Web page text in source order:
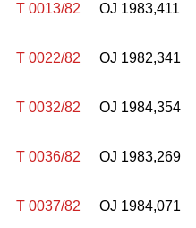
T 0013/82 OJ 1983,411
T 0022/82 OJ 1982,341
T 0032/82 OJ 1984,354
T 0036/82 OJ 1983,269
T 0037/82 OJ 1984,071